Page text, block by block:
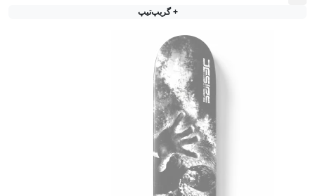
+ گریپ‌تیپ